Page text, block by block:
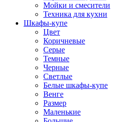
Мойки и смесители
Техника для кухни
Шкафы-купе
Цвет
Коричневые
Серые
Темные
Черные
Светлые
Белые шкафы-купе
Венге
Размер
Маленькие